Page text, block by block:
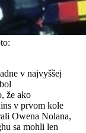
v najvyššej
že ako
v prvom kole
Owena Nolana,
sa mohli len